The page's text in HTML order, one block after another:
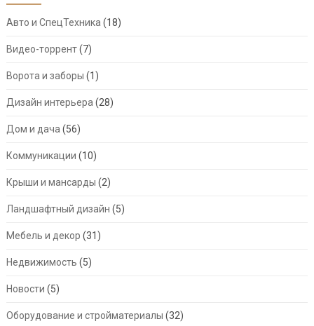
Авто и СпецТехника (18)
Видео-торрент(7)
Ворота и заборы (1)
Дизайн интерьера (28)
Дом и дача (56)
Коммуникации (10)
Крыши и мансарды (2)
Ландшафтный дизайн (5)
Мебель и декор (31)
Недвижимость (5)
Новости (5)
Оборудование и стройматериалы (32)